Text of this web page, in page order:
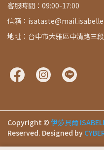
客服時間：09:00-17:00
信箱：
地址：台中市大雅區中清路三
Copyright © 伊莎貝爾
Reserved. Designed by